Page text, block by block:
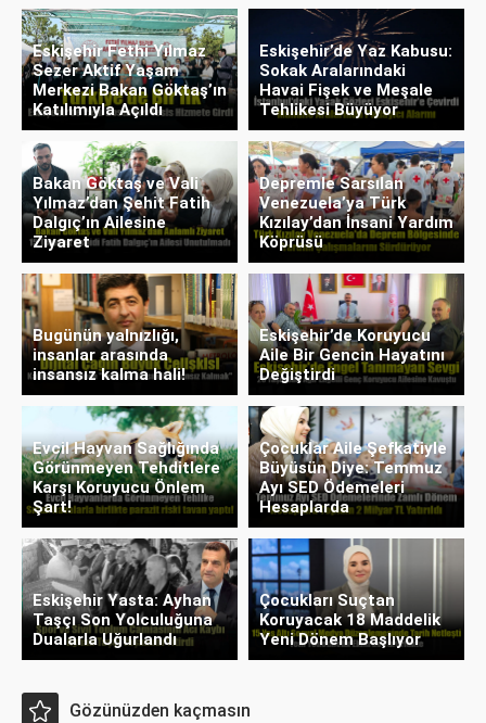
Eskişehir Fethi Yılmaz
Sezer Aktif Yaşam
Merkezi Bakan Göktaş’ın
Katılımıyla Açıldı
Eskişehir’de Yaz Kabusu:
Sokak Aralarındaki
Havai Fişek ve Meşale
Tehlikesi Büyüyor
Bakan Göktaş ve Vali
Yılmaz’dan Şehit Fatih
Dalgıç’ın Ailesine
Ziyaret
Depremle Sarsılan
Venezuela’ya Türk
Kızılay’dan İnsani Yardım
Köprüsü
Bugünün yalnızlığı,
insanlar arasında
insansız kalma hali!
Eskişehir’de Koruyucu
Aile Bir Gencin Hayatını
Değiştirdi
Evcil Hayvan Sağlığında
Görünmeyen Tehditlere
Karşı Koruyucu Önlem
Şart!
Çocuklar Aile Şefkatiyle
Büyüsün Diye: Temmuz
Ayı SED Ödemeleri
Hesaplarda
Eskişehir Yasta: Ayhan
Taşçı Son Yolculuğuna
Dualarla Uğurlandı
Çocukları Suçtan
Koruyacak 18 Maddelik
Yeni Dönem Başlıyor
Gözünüzden kaçmasın